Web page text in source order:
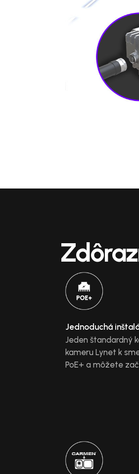
Jednoduchá
Jeden štandardný
kameru Lynet k
PoE+ a môžete